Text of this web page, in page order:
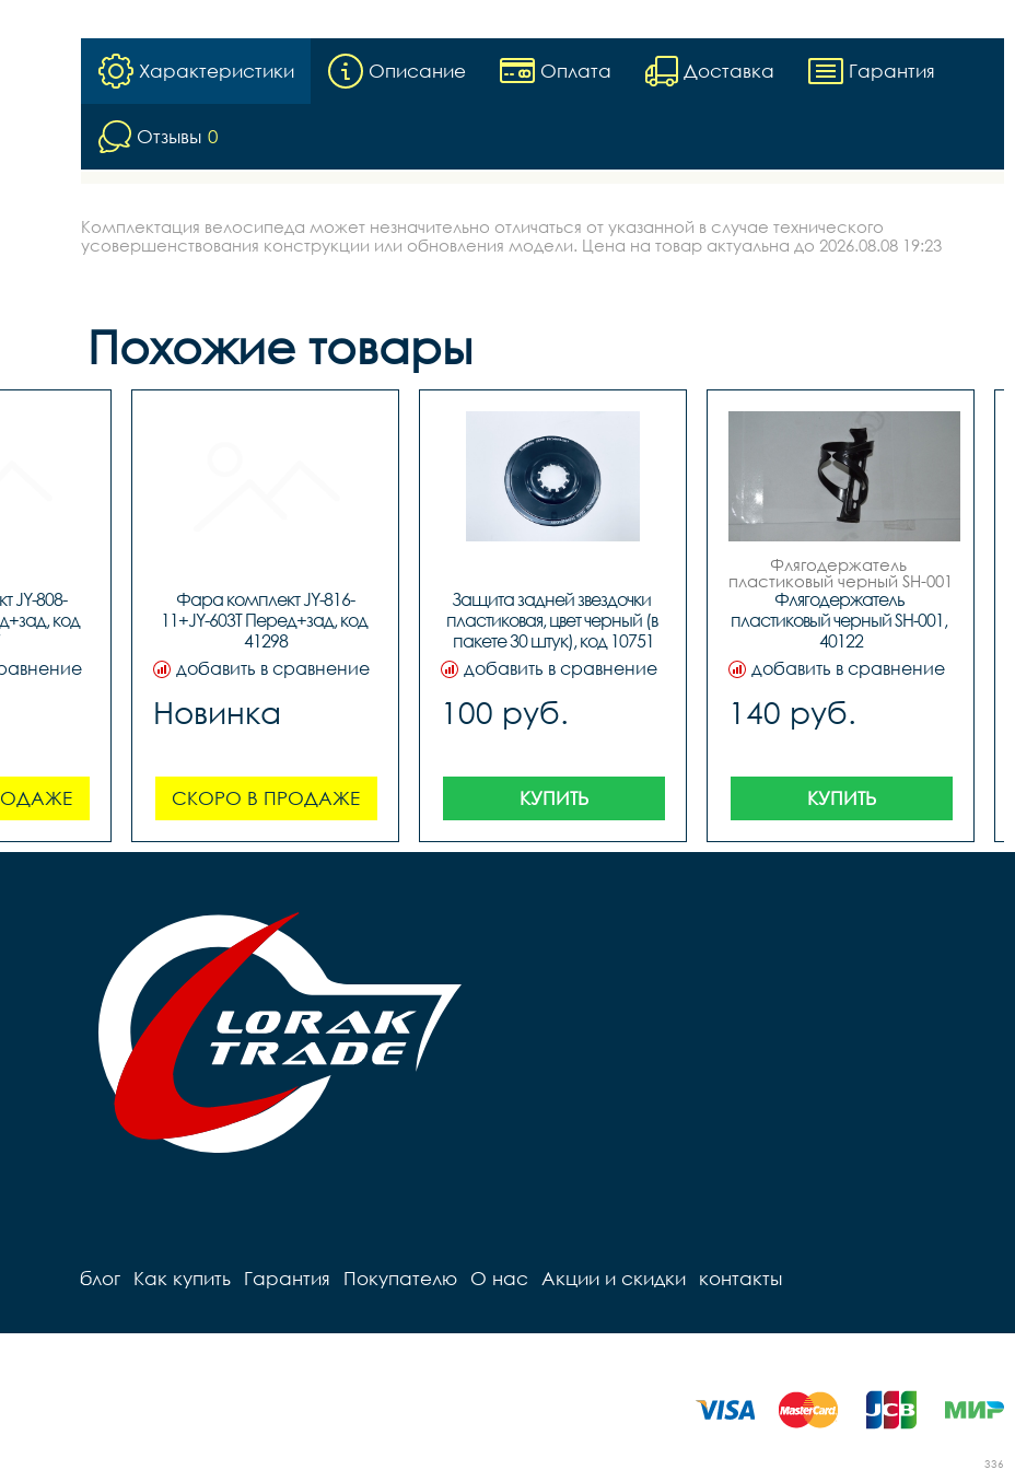
Характеристики Описание Оплата Доставка Гарантия
Отзывы 0
Комплектация велосипеда может незначительно отличаться от указанной в случае технического
усовершенствования конструкции или обновления модели. Цена на товар актуальна до 2026.08.08 19:23
Похожие товары
JY-808-
код
Фара комплект JY-816-
11+JY-603T Перед+зад, код
41298
добавить в сравнение
Новинка
СКОРО В ПРОДАЖЕ
Защита задней звездочки
пластиковая, цвет черный (в
пакете 30 штук), код 10751
добавить в сравнение
100 руб.
КУПИТЬ
Флягодержатель
пластиковый черный SH-001
код. 40122
Флягодержатель
пластиковый черный SH-001,
40122
добавить в сравнение
140 руб.
КУПИТЬ
блог Как купить Гарантия Покупателю О нас Акции и скидки контакты
336